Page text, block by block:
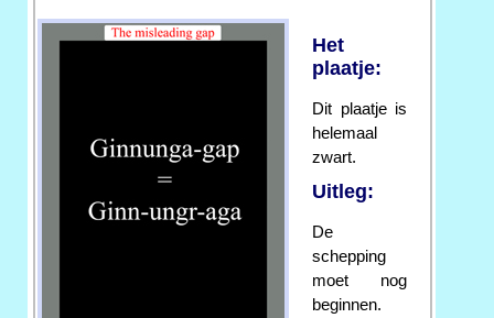
Het
plaatje:
Dit plaatje is
helemaal
zwart.
Uitleg:
De
schepping
moet nog
beginnen.